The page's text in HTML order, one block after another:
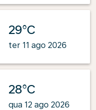
29°C
ter 11 ago 2026
28°C
qua 12 ago 2026